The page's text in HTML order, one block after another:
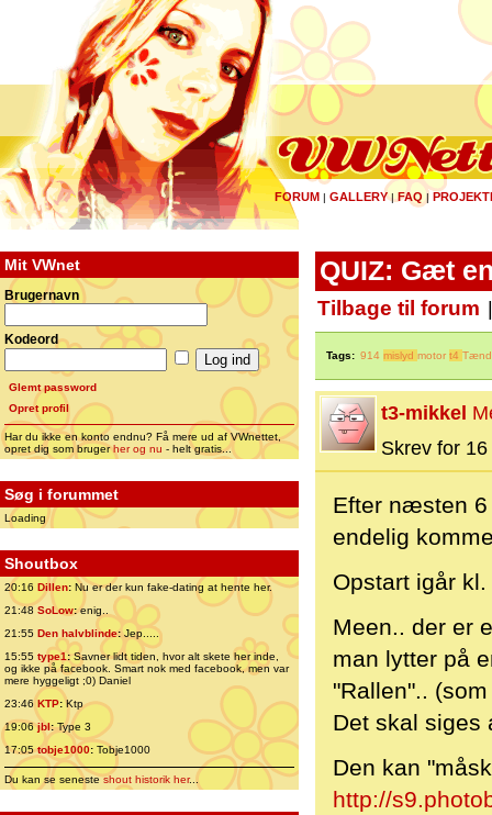
FORUM | GALLERY|FAQ |
Mit VWnet
Brugernavn
Kodeord
Glemt password
Opret profil
Har du ikke en konto endnu? Få mere ud af VWnettet,
opret dig som brugerher og nu - helt gratis...
Søg i forummet
Loading
Shoutbox
20:16 Dillen: Nu er der kun fake-dating at hente her.
21:48 SoLow:enig..
21:55 Den halvblinde:Jep.....
15:55 type1:Savner lidt tiden, hvor alt skete her inde,
og ikke på facebook. Smart nok med facebook, men var
mere hyggeligt ;0) Daniel
23:46 KTP:Ktp
19:06jbl:Type 3
17:05tobje1000: Tobje1000
Du kan se senesteshout historik her...
QUIZ: Gæt
Tilbage til forum
Tags: 914 mislyd motor t4
t3-mikkel
Skrev for
Efter næsten 6
endelig
Opstart igår
Meen.. der er
man lytter på
"Rallen"..
Det skal siges
Den kan
http://